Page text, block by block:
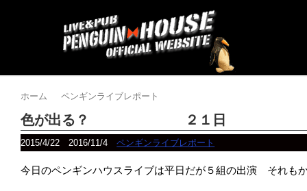
ホーム ペンギンライブレポート
色が出る？ ２１日
2015/4/22 2016/11/4 ペンギンライブレポート
今日のペンギンハウスライブは平日だが５組の出演 それも